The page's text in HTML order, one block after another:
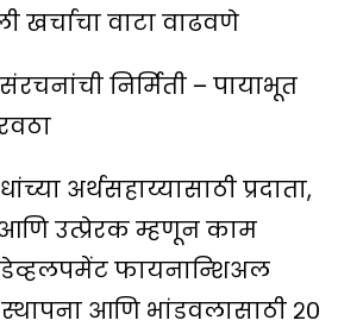
खर्चाचा वाटा वाढवणे
निर्मिती – पायाभूत
अर्थसहाय्यासाठी प्रदाता,
उत्प्रेरक म्हणून काम
फायनान्शिअल
स्थापना आणि भांडवलासाठी २०